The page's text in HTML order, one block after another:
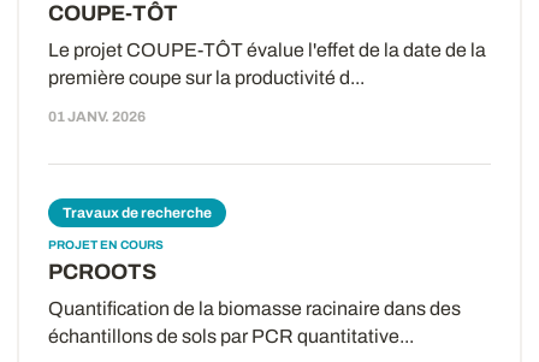
COUPE-TÔT
Le projet COUPE-TÔT évalue l'effet de la date de la
première coupe sur la productivité d...
01 JANV. 2026
Travaux de recherche
PROJET EN COURS
PCROOTS
Quantification de la biomasse racinaire dans des
échantillons de sols par PCR quantitative...